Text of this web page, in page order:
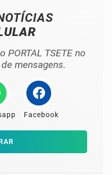
PORTAL TSETE no
mensagens.
Facebook